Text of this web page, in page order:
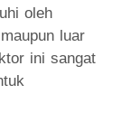
oleh
luar
ini sangat